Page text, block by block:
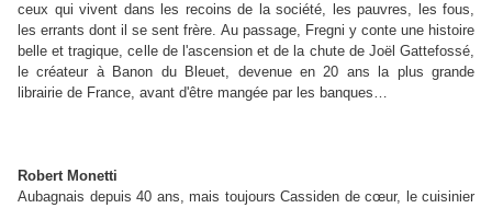
ceux qui vivent dans les recoins de la société, les pauvres, les fous,
les errants dont il se sent frère. Au passage, Fregni y conte une histoire
belle et tragique, celle de l'ascension et de la chute de Joël Gattefossé,
le créateur à Banon du Bleuet, devenue en 20 ans la plus grande
librairie de France, avant d'être mangée par les banques…
Robert Monetti
Aubagnais depuis 40 ans, mais toujours Cassiden de cœur, le cuisinier